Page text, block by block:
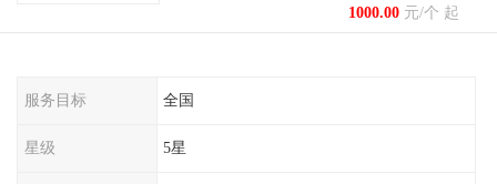
1000.00元/个 起
服务目标 全国
星级 5星